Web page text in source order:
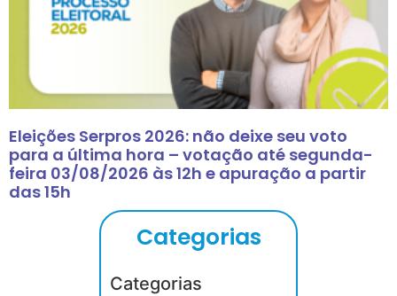
Eleições Serpros 2026: não deixe seu voto
para a última hora – votação até segunda-
feira 03/08/2026 às 12h e apuração a partir
das 15h
Categorias
Categorias